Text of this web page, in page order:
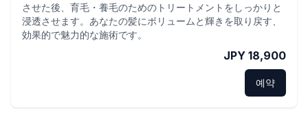
させた後、育毛・養毛のためのトリートメントをしっかりと
浸透させます。あなたの髪にボリュームと輝きを取り戻す、
効果的で魅力的な施術です。
JPY 18,900
예약